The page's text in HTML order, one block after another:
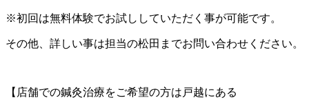
※初回は無料体験でお試ししていただく事が可能です。
その他、詳しい事は担当の松田までお問い合わせください。
【店舗での鍼灸治療をご希望の方は戸越にある